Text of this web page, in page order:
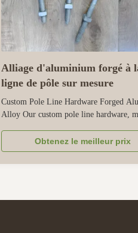
Alliage d'aluminium forgé à
ligne de pôle sur mesure
Custom Pole Line Hardware Forged
Alloy Our custom pole line hardware,
engineered to meet the rigorous
power transmission. The forged
structure offers excellent load-bearing
Obtenez le meilleur prix